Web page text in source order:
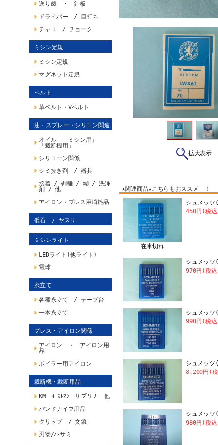
送り歯 ・ 針板
ドライバー / 目打ち
チャコ / チョーク
ミシン定規
ミシン定規
マグネット定規
ベルト
革ベルト・Vベルト
油・スプレー・シリコン関連
オイル 「ミシン用」
「裁断機用」
シリコーン関係
シミ抜き剤 / 器具
接着 / 剥離 / 糊 / 洗浄
剤 / 他
アイロン・プレス用消耗品
砥石 / ヤスリ
ミシンライト
LEDライト(他ライト)
電球
糸立て
各種糸立て / テープ台
一本糸立て
プレス・アイロン関係
アイロン ・ アイロン用
品
ボイラー用アイロン
裁断機・裁断用品
KM・ｲｰｽﾄﾏﾝ・サプリナ・他
バンドナイフ用品
クリップ / 文鎮
刃物/ハサミ
拡大表示
★関連商品★こちらもおススメ ！
在庫切れ
シュメッ
450円(税
シュメッ
970円(税
シュメッ
990円(税
シュメッ
8,200円(
シュメッ
980円(税